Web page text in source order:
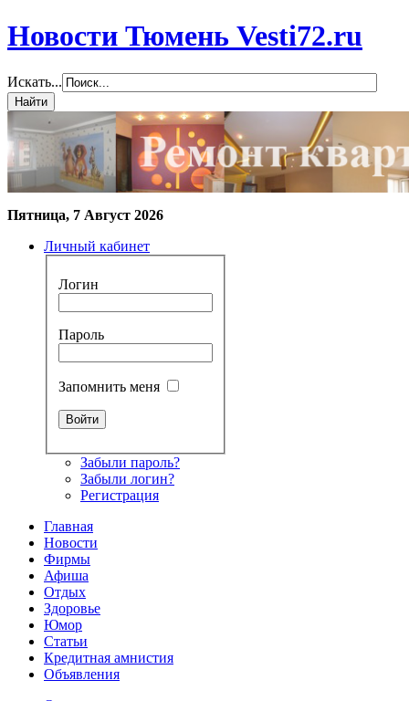
Новости Тюмень Vesti72.ru
Искать...
Пятница, 7 Август 2026
Личный кабинет
Логин
Пароль
Запомнить меня
Забыли пароль?
Забыли логин?
Регистрация
Главная
Новости
Фирмы
Афиша
Отдых
Здоровье
Юмор
Статьи
Кредитная амнистия
Объявления